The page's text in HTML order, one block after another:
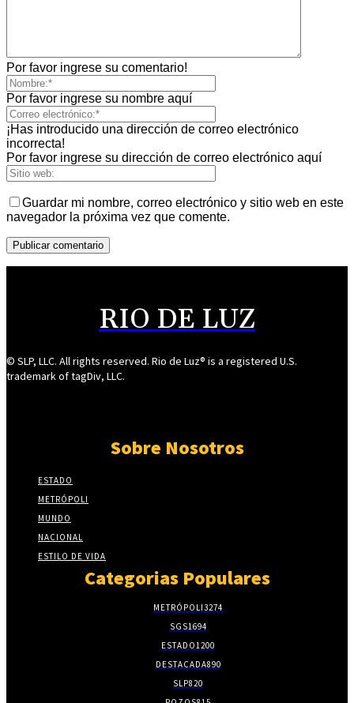
Por favor ingrese su comentario!
Por favor ingrese su nombre aquí
¡Has introducido una dirección de correo electrónico
incorrecta!
Por favor ingrese su dirección de correo electrónico aquí
Guardar mi nombre, correo electrónico y sitio web en este
navegador la próxima vez que comente.
RIO DE LUZ
© SLP, LLC. All rights reserved. Rio de Luz® is a registered U.S.
trademark of tagDiv, LLC.
Sobre Nosotros
ESTADO
METRÓPOLI
MUNDO
NACIONAL
ESTILO DE VIDA
Categorias Populares
METRÓPOLI3274
SGS1694
ESTADO1200
DESTACADA890
SLP820